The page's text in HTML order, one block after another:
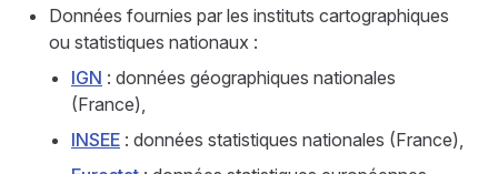
Données fournies par les instituts cartographiques
ou statistiques nationaux :
IGN : données géographiques nationales
(France),
INSEE : données statistiques nationales (France),